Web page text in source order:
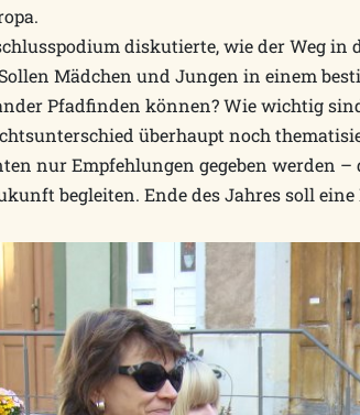
diskutierte, wie der Weg
Mädchen und Jungen in einem
Pfadfinden können? Wie wichtig
überhaupt noch
nur Empfehlungen gegeben werden
begleiten. Ende des Jahres soll